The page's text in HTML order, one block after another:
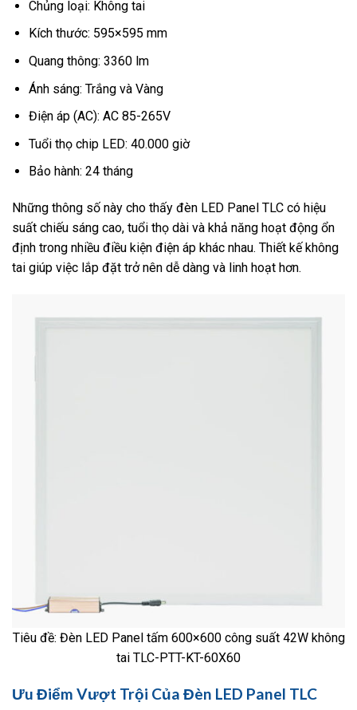
Chủng loại: Không tai
Kích thước: 595×595 mm
Quang thông: 3360 lm
Ánh sáng: Trắng và Vàng
Điện áp (AC): AC 85-265V
Tuổi thọ chip LED: 40.000 giờ
Bảo hành: 24 tháng
Những thông số này cho thấy đèn LED Panel TLC có hiệu
suất chiếu sáng cao, tuổi thọ dài và khả năng hoạt động ổn
định trong nhiều điều kiện điện áp khác nhau. Thiết kế không
tai giúp việc lắp đặt trở nên dễ dàng và linh hoạt hơn.
Tiêu đề: Đèn LED Panel tấm 600×600 công suất 42W không
tai TLC-PTT-KT-60X60
Ưu Điểm Vượt Trội Của Đèn LED Panel TLC